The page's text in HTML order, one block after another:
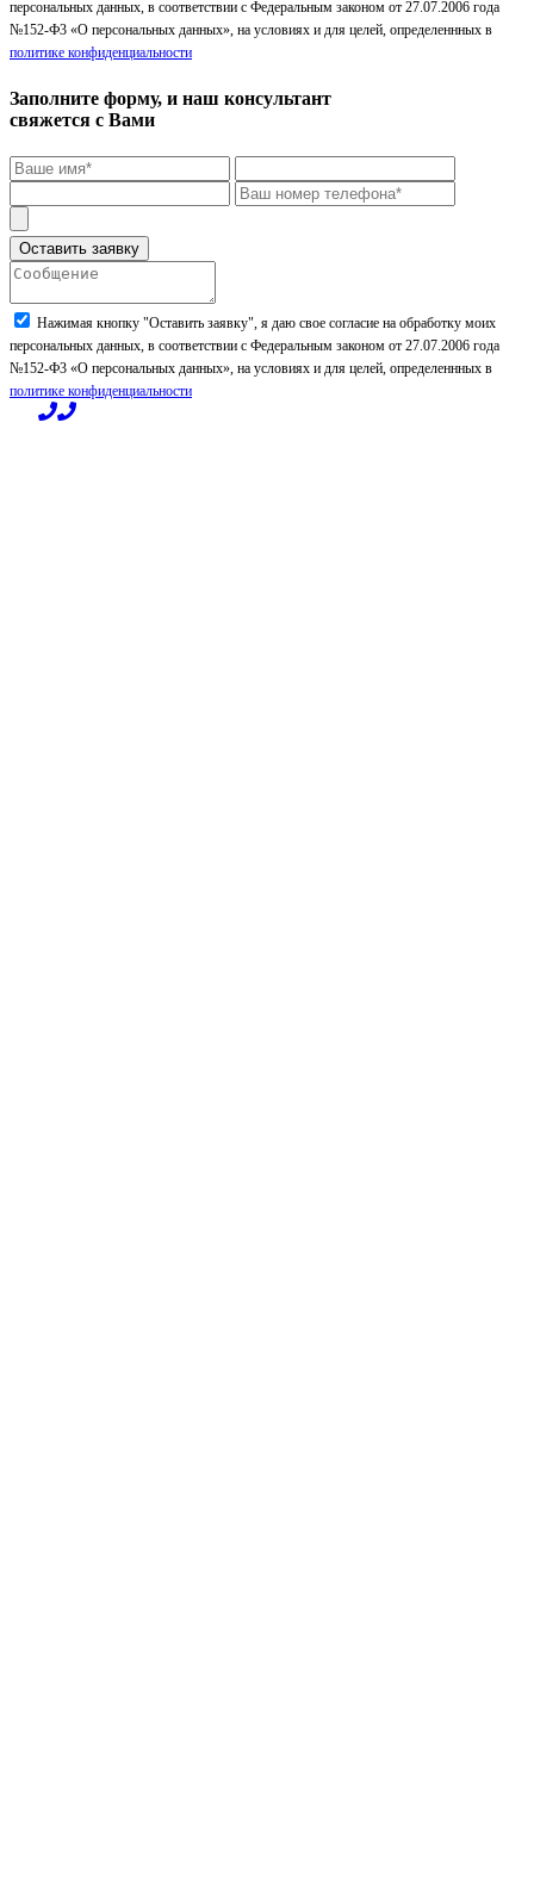
персональных данных, в соответствии с Федеральным законом от 27.07.2006 года
№152-Ф3 «О персональных данных», на условиях и для целей, определеннных в
политике конфиденциальности
Заполните форму, и наш консультант
свяжется с Вами
Нажимая кнопку "Оставить заявку", я даю свое согласие на обработку моих
персональных данных, в соответствии с Федеральным законом от 27.07.2006 года
№152-Ф3 «О персональных данных», на условиях и для целей, определеннных в
политике конфиденциальности